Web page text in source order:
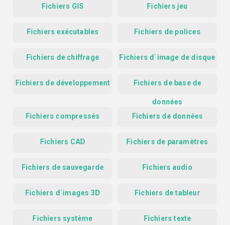
Fichiers GIS Fichiers jeu
Fichiers exécutables Fichiers de polices
Fichiers de chiffrage Fichiers d`image de disque
Fichiers de développement Fichiers de base de
données
Fichiers compressés
Fichiers de données
Fichiers CAD Fichiers de paramètres
Fichiers de sauvegarde Fichiers audio
Fichiers d`images 3D Fichiers de tableur
Fichiers système Fichiers texte